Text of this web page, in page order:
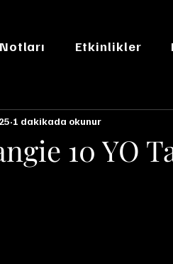
Etkinlikler
10 YO
1 dakikada okunur